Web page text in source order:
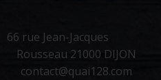
66 rue Jean-Jacques
Rousseau 21000 DIJON
contact@quai128.com